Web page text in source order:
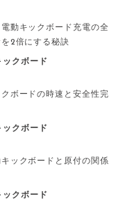
動キックボード充電の全
2倍にする秘訣
ックボード
ボードの時速と安全性完
ックボード
ックボードと原付の関係
ックボード